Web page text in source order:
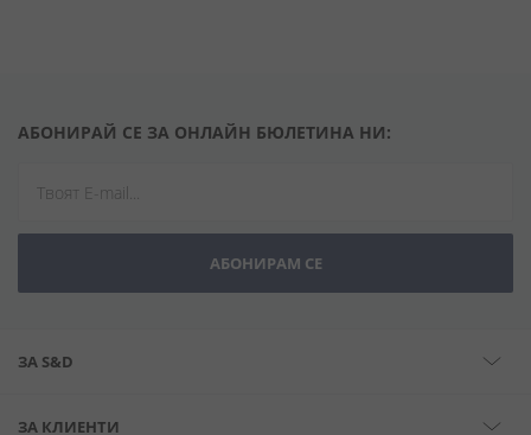
АБОНИРАЙ СЕ ЗА ОНЛАЙН БЮЛЕТИНА НИ:
АБОНИРАМ СЕ
ЗА S&D
ЗА КЛИЕНТИ